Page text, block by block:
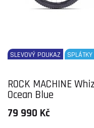
SLEVOVÝ POUKAZ SPLÁTKY
ROCK MACHINE
Ocean Blue
79 990 Kč